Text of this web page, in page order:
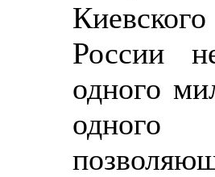
России
одного